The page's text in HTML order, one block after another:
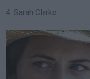
4. Sarah Clarke